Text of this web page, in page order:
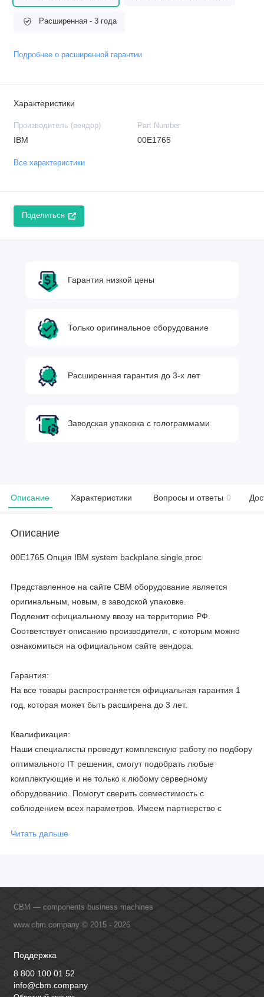
Расширенная - 3 года
Подробнее о расширенной гарантии
Характеристики
Производитель (вендор)
IBM
Part Number
00E1765
Все характеристики
Поделиться
Гарантия низкой цены
Только оригинальное оборудование
Расширенная гарантия до 3-х лет
Заводская упаковка с голограммами
Описание Характеристики Вопросы и ответы 0
Описание
00E1765 Опция IBM system backplane single proc
Представленное на сайте CBM оборудование является
оригинальным, новым, в заводской упаковке.
Подлежит официальному ввозу на территорию РФ.
Соответствует описанию производителя, с которым можно
ознакомиться на официальном сайте вендора.
Гарантия:
На все товары распространяется официальная гарантия 1
год, которая может быть расширена до 3 лет.
Квалификация:
Наши специалисты проведут комплексную работу по подбору
оптимального IT решения, смогут подобрать любые
комплектующие и не только к любому серверному
оборудованию. Помогут сверить совместимость с
соблюдением всех параметров. Имеем партнерство с
обучение сотрудников, что позволяет исключить ошибки даже
Читать дальше
CBM — components business machines
www.cbm.company © 2015 - 2026
Поддержка
8 800 100 01 52
info@cbm.company